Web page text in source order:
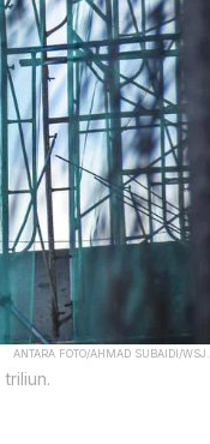
ANTARA FOTO/AHMAD SUBAIDI/WSJ.